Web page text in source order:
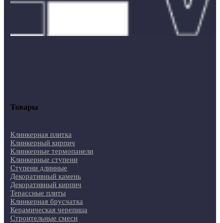
Товары
Клинкерная плитка
Клинкерный кирпич
Клинкерные термопанели
Клинкерные ступени
Ступени длинные
Декоративный камень
Декоративный кирпич
Терассные плиты
Клинкерная брусчатка
Керамическая черепица
Строительные смеси